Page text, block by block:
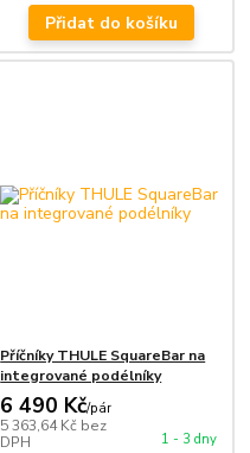
Přidat do košíku
Příčníky THULE SquareBar na
integrované podélníky
6 490 Kč/pár
5 363,64 Kč bez
DPH
1 - 3 dny